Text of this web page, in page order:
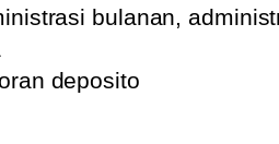
bulanan,
deposito